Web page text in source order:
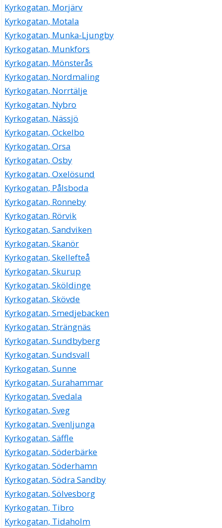
Kyrkogatan, Morjärv
Kyrkogatan, Motala
Kyrkogatan, Munka-Ljungby
Kyrkogatan, Munkfors
Kyrkogatan, Mönsterås
Kyrkogatan, Nordmaling
Kyrkogatan, Norrtälje
Kyrkogatan, Nybro
Kyrkogatan, Nässjö
Kyrkogatan, Ockelbo
Kyrkogatan, Orsa
Kyrkogatan, Osby
Kyrkogatan, Oxelösund
Kyrkogatan, Pålsboda
Kyrkogatan, Ronneby
Kyrkogatan, Rörvik
Kyrkogatan, Sandviken
Kyrkogatan, Skanör
Kyrkogatan, Skellefteå
Kyrkogatan, Skurup
Kyrkogatan, Sköldinge
Kyrkogatan, Skövde
Kyrkogatan, Smedjebacken
Kyrkogatan, Strängnäs
Kyrkogatan, Sundbyberg
Kyrkogatan, Sundsvall
Kyrkogatan, Sunne
Kyrkogatan, Surahammar
Kyrkogatan, Svedala
Kyrkogatan, Sveg
Kyrkogatan, Svenljunga
Kyrkogatan, Säffle
Kyrkogatan, Söderbärke
Kyrkogatan, Söderhamn
Kyrkogatan, Södra Sandby
Kyrkogatan, Sölvesborg
Kyrkogatan, Tibro
Kyrkogatan, Tidaholm